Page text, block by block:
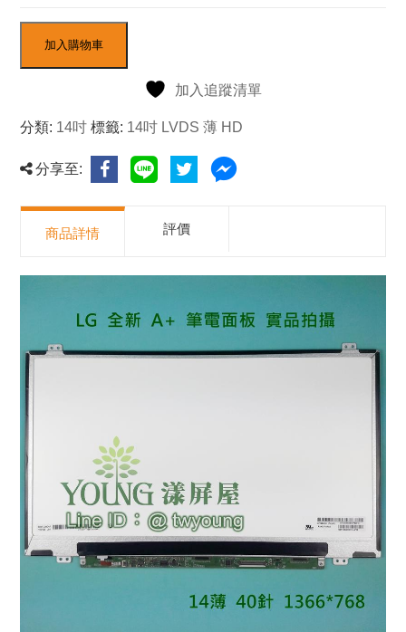
加入購物車
加入追蹤清單
分類: 14吋 標籤: 14吋 LVDS 薄 HD
分享至:
商品詳情 評價